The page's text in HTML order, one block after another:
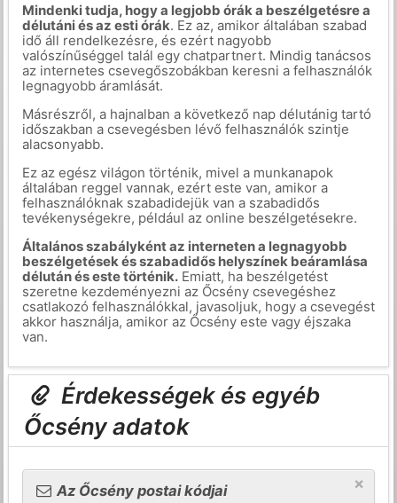
Mindenki tudja, hogy a legjobb órák a beszélgetésre a
délutáni és az esti órák. Ez az, amikor általában szabad
idő áll rendelkezésre, és ezért nagyobb
valószínűséggel talál egy chatpartnert. Mindig tanácsos
az internetes csevegőszobákban keresni a felhasználók
legnagyobb áramlását.
Másrészről, a hajnalban a következő nap délutánig tartó
időszakban a csevegésben lévő felhasználók szintje
alacsonyabb.
Ez az egész világon történik, mivel a munkanapok
általában reggel vannak, ezért este van, amikor a
felhasználóknak szabadidejük van a szabadidős
tevékenységekre, például az online beszélgetésekre.
Általános szabályként az interneten a legnagyobb
beszélgetések és szabadidős helyszínek beáramlása
délután és este történik.Emiatt, ha beszélgetést
szeretne kezdeményezni az Őcsény csevegéshez
csatlakozó felhasználókkal, javasoljuk, hogy a csevegést
akkor használja, amikor az Őcsény este vagy éjszaka
van.
Érdekességek és egyéb
Őcsény adatok
×
Az Őcsény postai kódjai